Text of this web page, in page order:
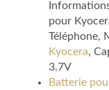
pour
Téléphone,
Kyocera,
3.7V
Batterie